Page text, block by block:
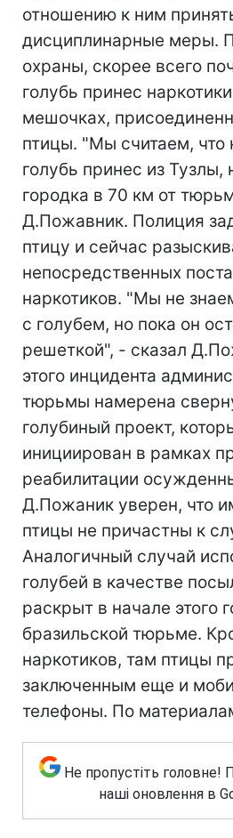
отношению к ним
дисциплинарные меры.
охраны, скорее всего
голубь принес
мешочках,
птицы. "Мы считаем, что
голубь принес из Тузлы,
городка в 70 км от
Д.Пожавник. Полиция
птицу и сейчас
непосредственных
наркотиков. "Мы не
с голубем, но пока он
решеткой", - сказал
этого инцидента
тюрьмы намерена
голубиный проект,
инициирован в рамках
реабилитации
Д.Пожаник уверен, что
птицы не причастны к
Аналогичный случай
голубей в качестве
раскрыт в начале этого
бразильской тюрьме.
наркотиков, там птицы
заключенным еще и
телефоны. По
Не пропустіть головне!
наші оновлення в